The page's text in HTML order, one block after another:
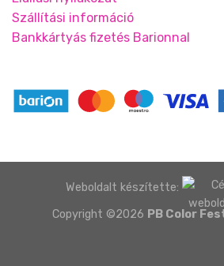
Szállítási információ
Bankkártyás fizetés Barionnal
Weboldalt készítette:
Copyright ©2026 PB Color